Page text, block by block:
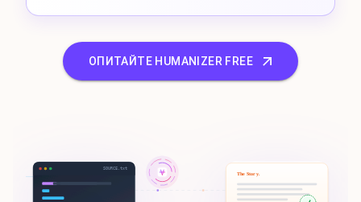
ОПИТАЙТЕ HUMANIZER FREE
SOURCE.txt
The Story.